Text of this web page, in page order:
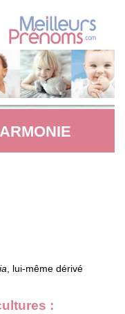
, lui-même dérivé
: